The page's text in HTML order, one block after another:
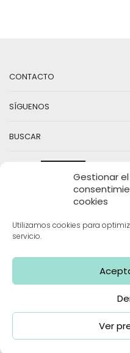
Gestionar el
cookies
Utilizamos cookies para
servicio.
Ver
CONTACTO
SÍGUENOS
BUSCAR
Mama Limón |